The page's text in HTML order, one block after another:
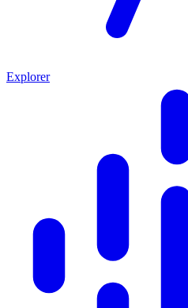
Explorer